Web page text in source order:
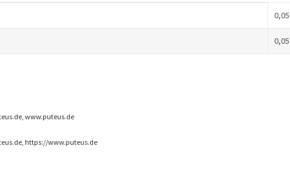
0,05
www.puteus.de
https://www.puteus.de